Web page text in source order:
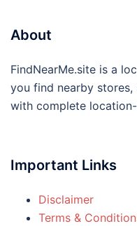
About
FindNearMe.site is a
you find nearby stores,
with complete
Important Links
Disclaimer
Terms &